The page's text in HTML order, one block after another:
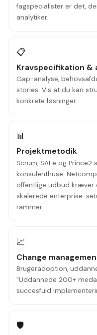
fagspecialister er det,
analytiker.
📋
Kravspecifikation &
Gap-analyse,
stories. Vis at du kan
konkrete løsninger.
📊
Projektmetodik
Scrum, SAFe og
konsulenthuse.
offentlige udbud kræver
skalerede enterprise-
rammer.
📈
Change
Brugeradoption,
"Uddannede 200+
succesfuld
🛡️